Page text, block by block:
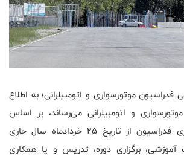
موتورسواری و اتومبیلرانی؛ به اطلاع
و اتومبیلرانی می‌رساند، بر اساس
ضوابط و مقررات جاری فدراسیون از تاریخ ۲۵ خردادماه سال جاری
آموزشی، برگزاری دوره، تدریس و یا همکاری